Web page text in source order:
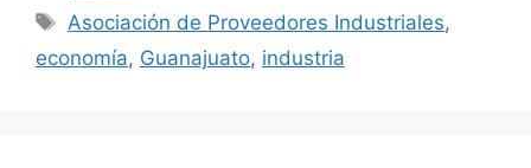
Etiquetas
Asociación de Proveedores Industriales,
economía, Guanajuato, industria